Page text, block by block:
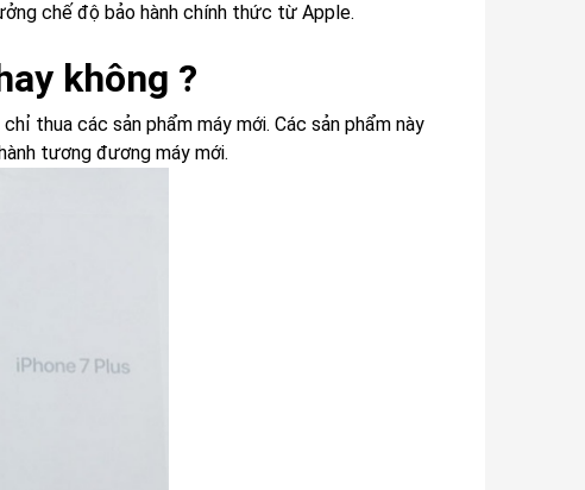
chế độ bảo hành chính thức từ Apple.
không ?
thua các sản phẩm máy mới. Các sản phẩm này
tương đương máy mới.